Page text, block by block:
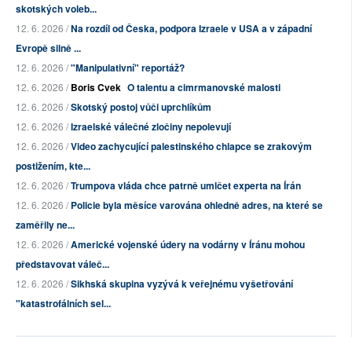
skotských voleb...
12. 6. 2026 /Na rozdíl od Česka, podpora Izraele v USA a v západní
Evropě silně ...
12. 6. 2026 /"Manipulativní" reportáž?
12. 6. 2026 /Boris Cvek O talentu a cimrmanovské malosti
12. 6. 2026 /Skotský postoj vůči uprchlíkům
12. 6. 2026 /Izraelské válečné zločiny nepolevují
12. 6. 2026 /Video zachycující palestinského chlapce se zrakovým
postižením, kte...
12. 6. 2026 /Trumpova vláda chce patrně umlčet experta na Írán
12. 6. 2026 /Policie byla měsíce varována ohledně adres, na které se
zaměřily ne...
12. 6. 2026 /Americké vojenské údery na vodárny v Íránu mohou
představovat váleč...
12. 6. 2026 /Sikhská skupina vyzývá k veřejnému vyšetřování
"katastrofálních sel...